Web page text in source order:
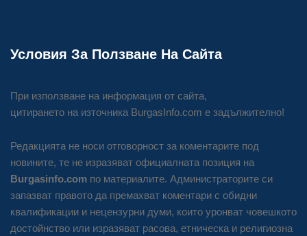
Условия За Ползване На Сайта
При използване на информация от сайта,
цитирането на източника BurgasInfo.com е задължително!
Редакцията не носи отговорност за коментарите под
новините, те не изразяват официалната позиция на
Burgasinfo.com по материалите. Администраторите си
запазват правото да премахват коментари с обидни
квалификации и нецензурни думи, които уронват човешкото
достойнство или изразяват расова, етническа и религиозна